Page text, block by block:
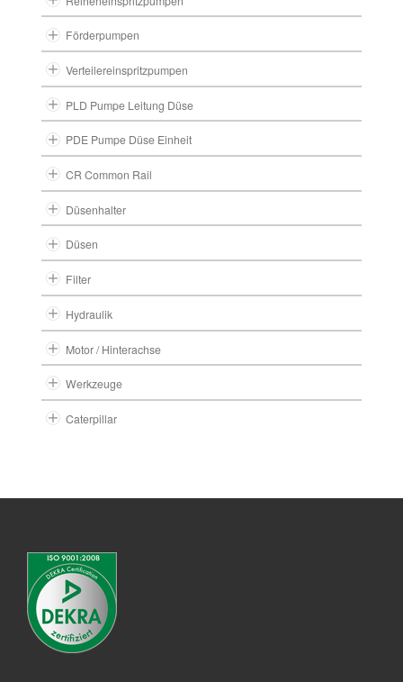
Förderpumpen
Verteilereinspritzpumpen
PLD Pumpe Leitung Düse
PDE Pumpe Düse Einheit
CR Common Rail
Düsenhalter
Düsen
Filter
Hydraulik
Motor / Hinterachse
Werkzeuge
Caterpillar